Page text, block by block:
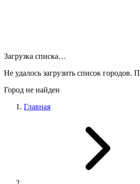
Загрузка списка…
Не удалось загрузить список городов.
Город не найден
Главная